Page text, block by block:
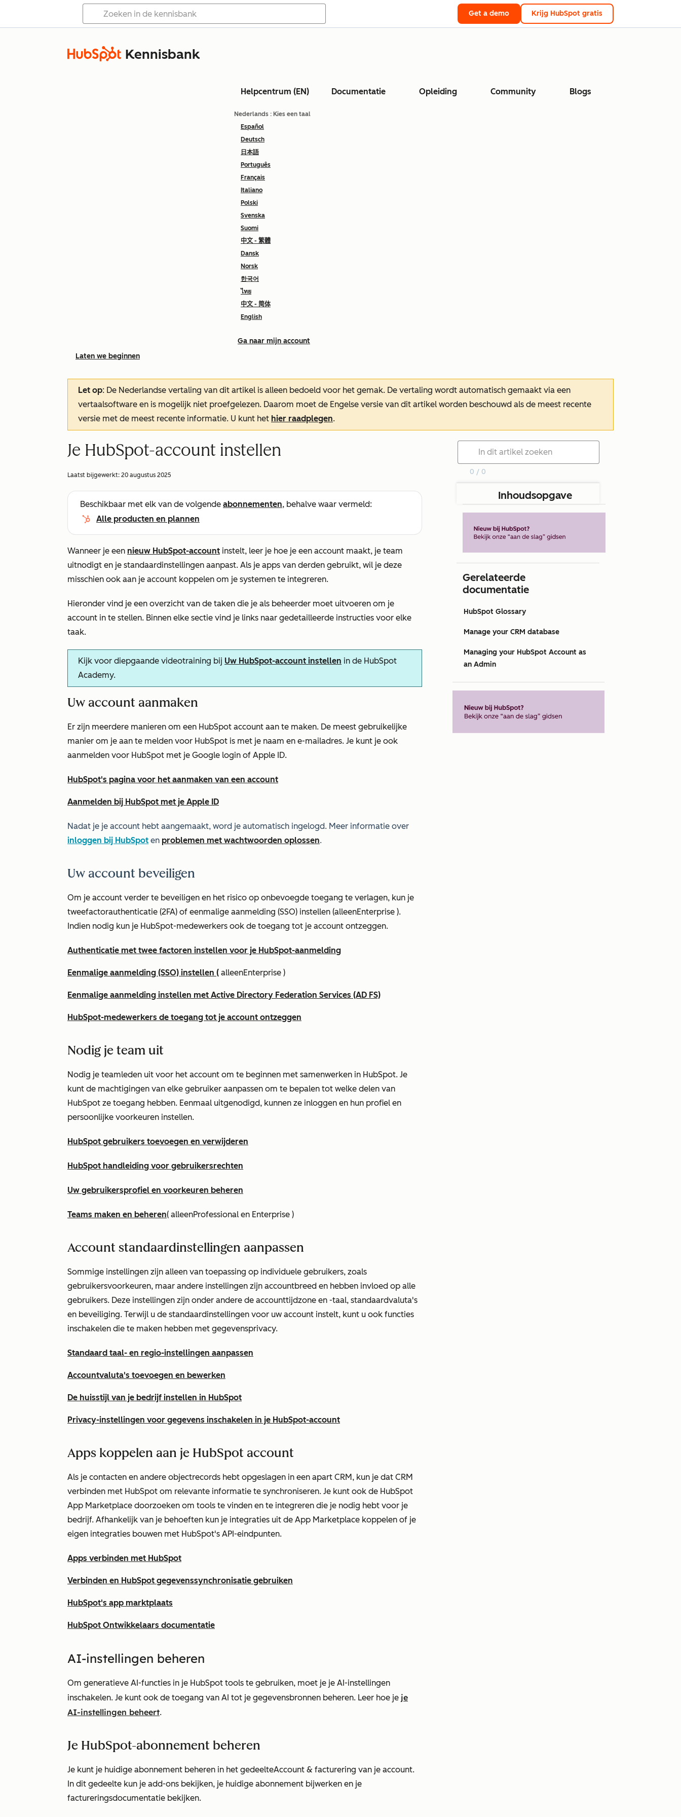
Get a demo Krijg HubSpot gratis
Kennisbank
Helpcentrum (EN) Documentatie Opleiding Community Blogs
Nederlands : Kies een taal
Español
Deutsch
日本語
Português
Français
Italiano
Polski
Svenska
Suomi
中文 - 繁體
Dansk
Norsk
한국어
ไทย
中文 - 简体
English
Ga naar mijn account
Laten we beginnen
Let op: De Nederlandse vertaling van dit artikel is alleen bedoeld voor het gemak. De vertaling wordt automatisch gemaakt via een
vertaalsoftware en is mogelijk niet proefgelezen. Daarom moet de Engelse versie van dit artikel worden beschouwd als de meest recente
versie met de meest recente informatie. U kunt het hier raadplegen.
Je HubSpot-account instellen
Laatst bijgewerkt: 20 augustus 2025
Beschikbaar met elk van de volgende abonnementen, behalve waar vermeld:
Alle producten en plannen
Wanneer je een nieuw HubSpot-account instelt, leer je hoe je een account maakt, je team
uitnodigt en je standaardinstellingen aanpast. Als je apps van derden gebruikt, wil je deze
misschien ook aan je account koppelen om je systemen te integreren.
Hieronder vind je een overzicht van de taken die je als beheerder moet uitvoeren om je
account in te stellen. Binnen elke sectie vind je links naar gedetailleerde instructies voor elke
taak.
Kijk voor diepgaande videotraining bij Uw HubSpot-account instellen in de HubSpot
Academy.
Uw account aanmaken
Er zijn meerdere manieren om een HubSpot account aan te maken. De meest gebruikelijke
manier om je aan te melden voor HubSpot is met je naam en e-mailadres. Je kunt je ook
aanmelden voor HubSpot met je Google login of Apple ID.
HubSpot's pagina voor het aanmaken van een account
Aanmelden bij HubSpot met je Apple ID
Nadat je je account hebt aangemaakt, word je automatisch ingelogd. Meer informatie over
inloggen bij HubSpot en problemen met wachtwoorden oplossen.
Uw account beveiligen
Om je account verder te beveiligen en het risico op onbevoegde toegang te verlagen, kun je
tweefactorauthenticatie (2FA) of eenmalige aanmelding (SSO) instellen (alleenEnterprise ).
Indien nodig kun je HubSpot-medewerkers ook de toegang tot je account ontzeggen.
Authenticatie met twee factoren instellen voor je HubSpot-aanmelding
Eenmalige aanmelding (SSO) instellen ( alleenEnterprise )
Eenmalige aanmelding instellen met Active Directory Federation Services (AD FS)
HubSpot-medewerkers de toegang tot je account ontzeggen
Nodig je team uit
Nodig je teamleden uit voor het account om te beginnen met samenwerken in HubSpot. Je
kunt de machtigingen van elke gebruiker aanpassen om te bepalen tot welke delen van
HubSpot ze toegang hebben. Eenmaal uitgenodigd, kunnen ze inloggen en hun profiel en
persoonlijke voorkeuren instellen.
HubSpot gebruikers toevoegen en verwijderen
HubSpot handleiding voor gebruikersrechten
Uw gebruikersprofiel en voorkeuren beheren
Teams maken en beheren( alleenProfessional en Enterprise )
Account standaardinstellingen aanpassen
Sommige instellingen zijn alleen van toepassing op individuele gebruikers, zoals
gebruikersvoorkeuren, maar andere instellingen zijn accountbreed en hebben invloed op alle
gebruikers. Deze instellingen zijn onder andere de accounttijdzone en -taal, standaardvaluta's
en beveiliging. Terwijl u de standaardinstellingen voor uw account instelt, kunt u ook functies
inschakelen die te maken hebben met gegevensprivacy.
Standaard taal- en regio-instellingen aanpassen
Accountvaluta's toevoegen en bewerken
De huisstijl van je bedrijf instellen in HubSpot
Privacy-instellingen voor gegevens inschakelen in je HubSpot-account
Apps koppelen aan je HubSpot account
Als je contacten en andere objectrecords hebt opgeslagen in een apart CRM, kun je dat CRM
verbinden met HubSpot om relevante informatie te synchroniseren. Je kunt ook de HubSpot
App Marketplace doorzoeken om tools te vinden en te integreren die je nodig hebt voor je
bedrijf. Afhankelijk van je behoeften kun je integraties uit de App Marketplace koppelen of je
eigen integraties bouwen met HubSpot's API-eindpunten.
Apps verbinden met HubSpot
Verbinden en HubSpot gegevenssynchronisatie gebruiken
HubSpot's app marktplaats
HubSpot Ontwikkelaars documentatie
AI-instellingen beheren
Om generatieve AI-functies in je HubSpot tools te gebruiken, moet je je AI-instellingen
inschakelen. Je kunt ook de toegang van AI tot je gegevensbronnen beheren. Leer hoe je je
AI-instellingen beheert.
Je HubSpot-abonnement beheren
Je kunt je huidige abonnement beheren in het gedeelteAccount & facturering van je account.
In dit gedeelte kun je add-ons bekijken, je huidige abonnement bijwerken en je
factureringsdocumentatie bekijken.
0 / 0
Inhoudsopgave
Gerelateerde
documentatie
HubSpot Glossary
Manage your CRM database
Managing your HubSpot Account as
an Admin